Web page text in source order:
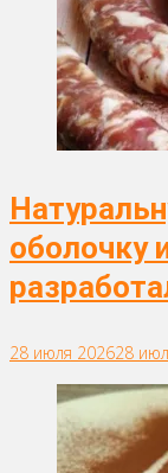
оболочку
28 июля 202628